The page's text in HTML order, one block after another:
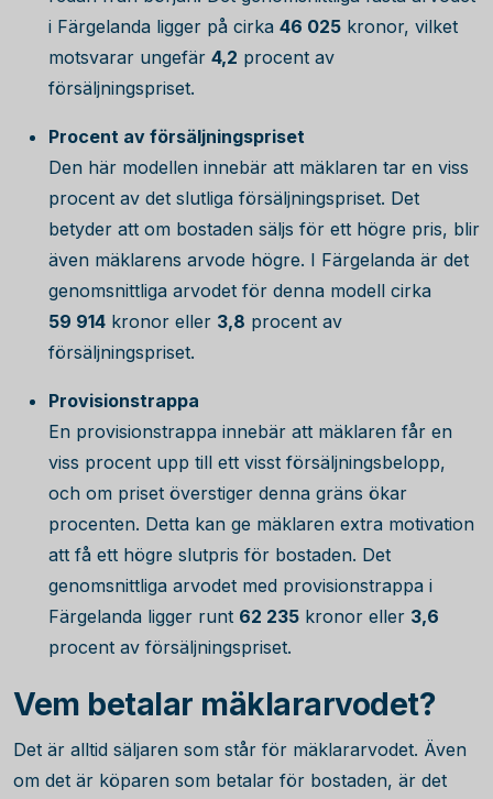
i Färgelanda ligger på cirka 46 025 kronor, vilket
motsvarar ungefär 4,2 procent av
försäljningspriset.
Procent av försäljningspriset
Den här modellen innebär att mäklaren tar en viss
procent av det slutliga försäljningspriset. Det
betyder att om bostaden säljs för ett högre pris, blir
även mäklarens arvode högre. I Färgelanda är det
genomsnittliga arvodet för denna modell cirka
59 914 kronor eller 3,8 procent av
försäljningspriset.
Provisionstrappa
En provisionstrappa innebär att mäklaren får en
viss procent upp till ett visst försäljningsbelopp,
och om priset överstiger denna gräns ökar
procenten. Detta kan ge mäklaren extra motivation
att få ett högre slutpris för bostaden. Det
genomsnittliga arvodet med provisionstrappa i
Färgelanda ligger runt 62 235 kronor eller 3,6
procent av försäljningspriset.
Vem betalar mäklararvodet?
Det är alltid säljaren som står för mäklararvodet. Även
om det är köparen som betalar för bostaden, är det